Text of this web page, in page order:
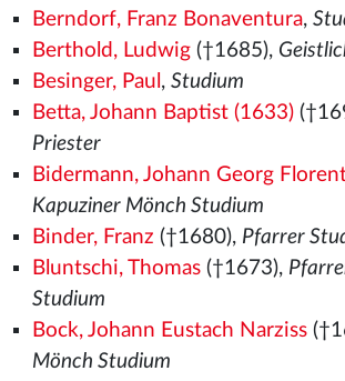
Berndorf, Franz Bonaventura,
Berthold, Ludwig(†1685),
Besinger, Paul , Studium
Betta, Johann Baptist (1633)
Priester
Bidermann, Johann Georg
Kapuziner Mönch Studium
Binder, Franz (†1680), Pfarrer
Bluntschi, Thomas(†1673),
Studium
Bock, Johann Eustach Narziss
Mönch Studium